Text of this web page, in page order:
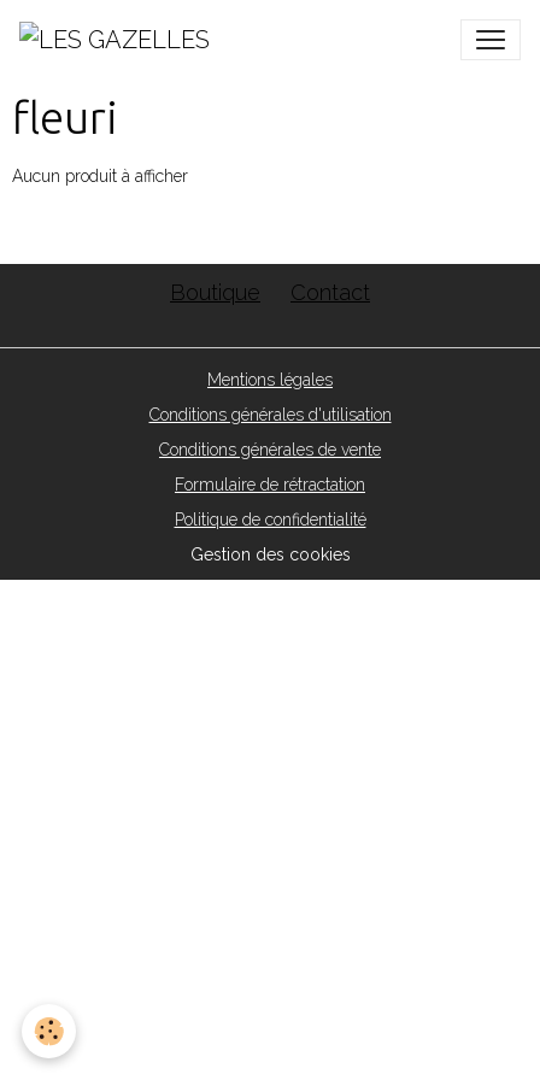
fleuri
Aucun produit à afficher
Boutique Contact
Mentions légales
Conditions générales d'utilisation
Conditions générales de vente
Formulaire de rétractation
Politique de confidentialité
Gestion des cookies